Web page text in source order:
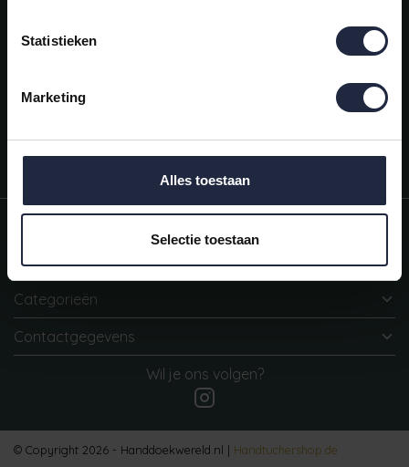
Statistieken
Marketing
Alles toestaan
Selectie toestaan
AANMELDEN
Snel regelen in je account. Volg je bestelling, betaal facturen of
Vragen?
Mijn account
Categorieën
Contactgegevens
Wil je ons volgen?
© Copyright 2026 - Handdoekwereld.nl | Handtuchershop.de